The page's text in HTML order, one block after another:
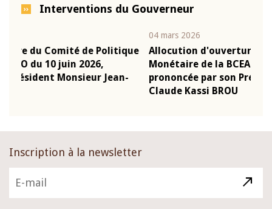
Interventions du Gouverneur
Allocution d'ouverture du Comité de Politique
Monétaire de la BCEAO du 4 mars 2026,
prononcée par son Président Monsieur Jean-
Inscription à la newsletter